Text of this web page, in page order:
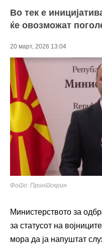
Во тек е
ќе овозможат
20 март, 2026 13:04
Фото: Принтскрин
Министерството за
за статусот на
мора да ја напуштат